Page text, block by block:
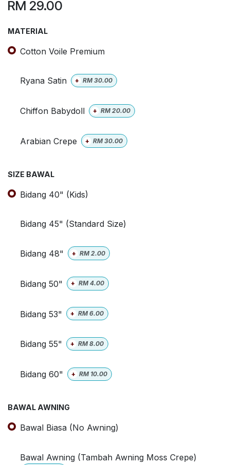
RM 29.00
MATERIAL
Cotton Voile Premium
Ryana Satin + RM30.00
Chiffon Babydoll + RM20.00
Arabian Crepe + RM30.00
SIZE BAWAL
Bidang 40" (Kids)
Bidang 45" (Standard Size)
Bidang 48" + RM2.00
Bidang 50" + RM4.00
Bidang 53" + RM6.00
Bidang 55" + RM8.00
Bidang 60" + RM 10.00
BAWAL AWNING
Bawal Biasa (No Awning)
Bawal Awning (Tambah Awning Moss Crepe)